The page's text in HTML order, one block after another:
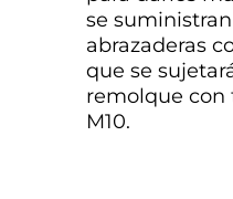
se
abrazaderas
que se
remolque con
M10.